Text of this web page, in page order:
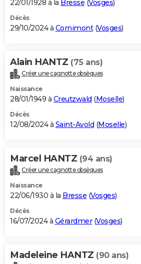
22/01/1928 à la Bresse (Vosges)
Décès
29/10/2024 à Cornimont(Vosges)
Alain HANTZ (75 ans)
Créer une cagnotte obsèques
Naissance
28/01/1949 à Creutzwald (Moselle)
Décès
12/08/2024 à Saint-Avold (Moselle)
Marcel HANTZ (94 ans)
Créer une cagnotte obsèques
Naissance
22/06/1930 à la Bresse (Vosges)
Décès
16/07/2024 à Gérardmer(Vosges)
Madeleine HANTZ (90 ans)